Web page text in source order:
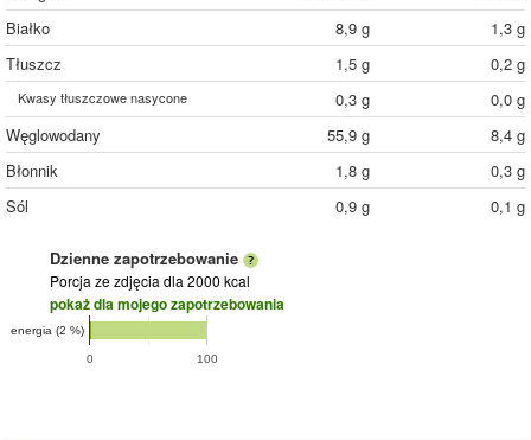
Białko
8,9 g
1,3 g
Tłuszcz
1,5 g 0,2 g
Kwasy tłuszczowe nasycone 0,3 g
0,0 g
Węglowodany
55,9 g
8,4 g
Błonnik
1,8 g
0,3 g
Sól
0,9 g 0,1 g
Dzienne zapotrzebowanie
Porcja ze zdjęcia dla 2000 kcal
pokaż dla mojego zapotrzebowania
0 100
energia (2 %)